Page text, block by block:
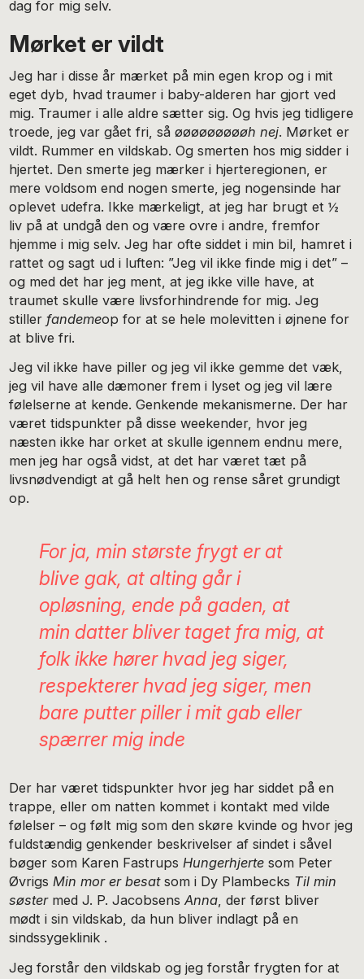
dag for mig selv.
Mørket er vildt
Jeg har i disse år mærket på min egen krop og i mit
eget dyb, hvad traumer i baby-alderen har gjort ved
mig. Traumer i alle aldre sætter sig. Og hvis jeg tidligere
troede, jeg var gået fri, så øøøøøøøøøh nej. Mørket er
vildt. Rummer en vildskab. Og smerten hos mig sidder i
hjertet. Den smerte jeg mærker i hjerteregionen, er
mere voldsom end nogen smerte, jeg nogensinde har
oplevet udefra. Ikke mærkeligt, at jeg har brugt et ½
liv på at undgå den og være ovre i andre, fremfor
hjemme i mig selv. Jeg har ofte siddet i min bil, hamret i
rattet og sagt ud i luften: ”Jeg vil ikke finde mig i det” –
og med det har jeg ment, at jeg ikke ville have, at
traumet skulle være livsforhindrende for mig. Jeg
stillerfandemeop for at se hele molevitten i øjnene for
at blive fri.
Jeg vil ikke have piller og jeg vil ikke gemme det væk,
jeg vil have alle dæmoner frem i lyset og jeg vil lære
følelserne at kende. Genkende mekanismerne. Der har
været tidspunkter på disse weekender, hvor jeg
næsten ikke har orket at skulle igennem endnu mere,
men jeg har også vidst, at det har været tæt på
livsnødvendigt at gå helt hen og rense såret grundigt
op.
For ja, min største frygt er at
blive gak, at alting går i
opløsning, ende på gaden, at
min datter bliver taget fra mig, at
folk ikke hører hvad jeg siger,
respekterer hvad jeg siger, men
bare putter piller i mit gab eller
spærrer mig inde
Der har været tidspunkter hvor jeg har siddet på en
trappe, eller om natten kommet i kontakt med vilde
følelser – og følt mig som den skøre kvinde og hvor jeg
fuldstændig genkender beskrivelser af sindet i såvel
bøger som Karen Fastrups Hungerhjertesom Peter
Øvrigs Min mor er besatsom i Dy Plambecks Til min
søster med J. P. JacobsensAnna , der først bliver
mødt i sin vildskab, da hun bliver indlagt på en
sindssygeklinik .
Jeg forstår den vildskab og jeg forstår frygten for at